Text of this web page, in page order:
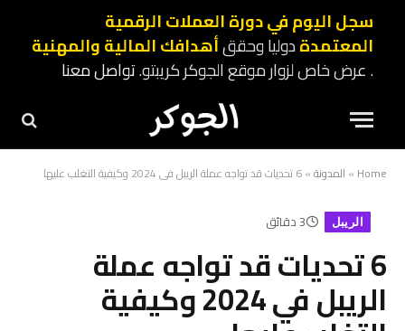
سجل اليوم في دورة العملات الرقمية
المعتمدةدوليا وحققأهدافك المالية والمهنية
. عرض خاص لزوار موقع الجوكر كريبتو.تواصل معنا
Home
» المدونة»6 تحديات قد تواجه عملة الريبل في 2024 وكيفية التغلب عليها
الريبل 3 دقائق
6 تحديات قد تواجه عملة
الريبل في 2024 وكيفية